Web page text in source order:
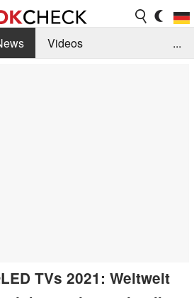
Videos
...
TVs 2021: Weltweit